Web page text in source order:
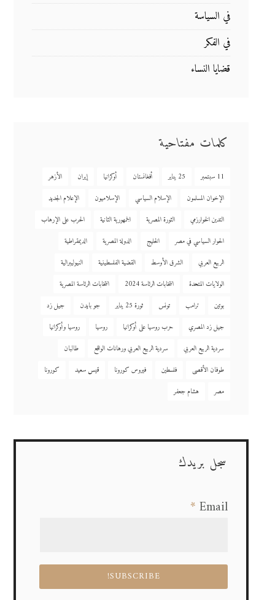
في السياسة
في الفكر
قضايا النساء
كلمات مفتاحية
11 سبتمبر 25 يناير أفغانستان أوكرانيا إيران
الأزهر
الإخوان المسلمون
الإسلام السياسي الإسلاميون
الإعلام الجديد
التدين الخوارزمي
الثورة المصرية الجمهورية الثانية
الحرب على الإرهاب
الحوار السياسي في مصر
الخليج الدولة المصرية
الديمقراطية
الربيع العربي
الشرق الأوسط القضية الفلسطينية
النيوليبرالية
الولايات المتحدة
انتخابات الرئاسة 2024
انتخابات الرئاسة المصرية
بوتين
ترامب تونس ثورة 25 يناير جو بايدن
جيل زد
جيل زد المصري
حرب روسيا على أوكرانيا روسيا
روسيا وأوكرانيا
سردية الربيع العربي
سردية الربيع العربي ورهانات الواقع
طالبان
طوفان الأقصى
فلسطين فيروس كورونا قيس سعيد
كورونا
مصر
هشام جعفر
سجل بريدك
Email
*